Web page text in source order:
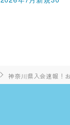
神奈川県入会速報！